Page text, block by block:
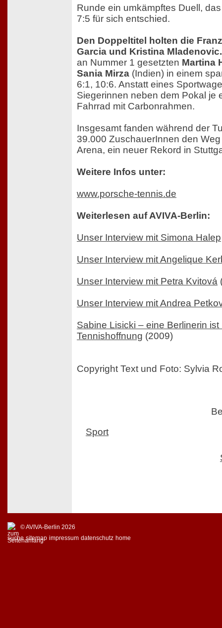
Runde ein umkämpftes Duell,
7:5 für sich entschied.
Den Doppeltitel holten die
Garcia und Kristina Mladenovic.
an Nummer 1 gesetzten Martina
Sania Mirza (Indien) in einem
6:1, 10:6. Anstatt eines
Siegerinnen neben dem Pokal je
Fahrrad mit Carbonrahmen.
Insgesamt fanden während der
39.000 ZuschauerInnen den
Arena, ein neuer Rekord in
Weitere Infos unter:
www.porsche-tennis.de
Weiterlesen auf AVIVA-Berlin:
Unser Interview mit Simona Halep
Unser Interview mit Angelique
Unser Interview mit Petra Kvitová
Unser Interview mit Andrea
Sabine Lisicki – eine Berlinerin
Tennishoffnung (2009)
Copyright Text und Foto: Sylvia
Sport
© AVIVA-Berlin 2026
suche sitemap impressum datenschutz home